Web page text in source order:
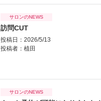
サロンのNEWS
訪問CUT
投稿日：2026/5/13
投稿者： 植田
サロンのNEWS